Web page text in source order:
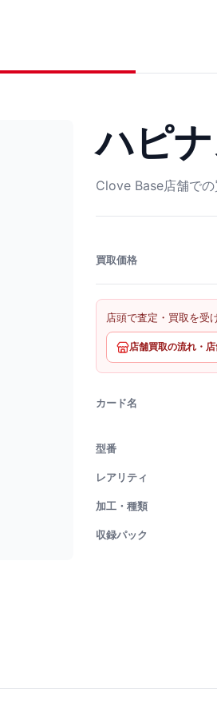
ハピ
Clove Base店舗での
買取価格
店頭で査定・買取を受
店舗買取の流れ・
カード名
型番
レアリティ
加工・種類
収録パック